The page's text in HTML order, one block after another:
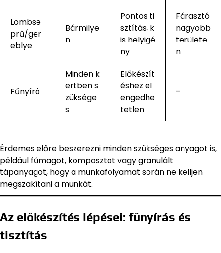
Lombse
prű/ger
eblye
Bármilye
n
Pontos ti
sztítás, k
is helyigé
ny
Fárasztó
nagyobb
területe
n
Fűnyíró
Minden k
ertben s
züksége
s
Előkészít
éshez el
engedhe
tetlen
–
Érdemes előre beszerezni minden szükséges anyagot is,
például fűmagot, komposztot vagy granulált
tápanyagot, hogy a munkafolyamat során ne kelljen
megszakítani a munkát.
Az előkészítés lépései: fűnyírás és
tisztítás